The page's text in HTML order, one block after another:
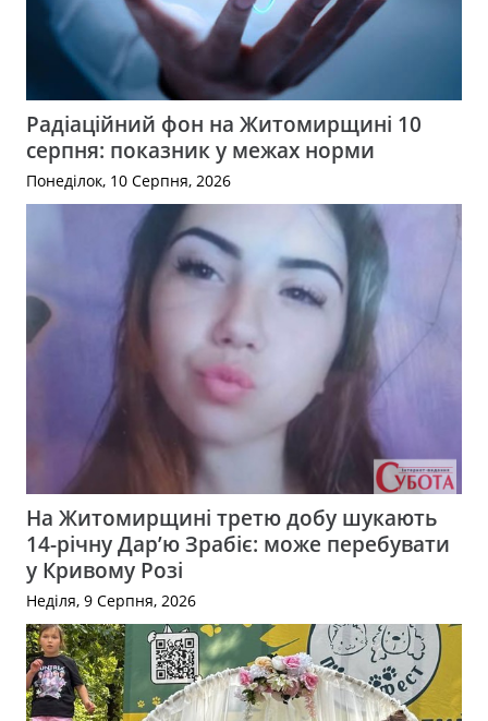
Радіаційний фон на Житомирщині 10
серпня: показник у межах норми
Понеділок, 10 Серпня, 2026
На Житомирщині третю добу шукають
14-річну Дар’ю Зрабіє: може перебувати
у Кривому Розі
Неділя, 9 Серпня, 2026